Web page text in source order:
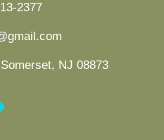
2377
NJ 08873